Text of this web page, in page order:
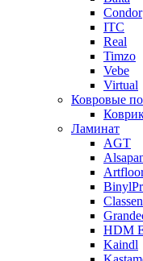
Condor
ITC
Real
Timzo
Vebe
Virtual
Ковровые
Ламинат
AGT
Classen
HDM
Kaindl